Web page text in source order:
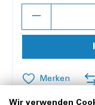
Merken
Wir verwenden